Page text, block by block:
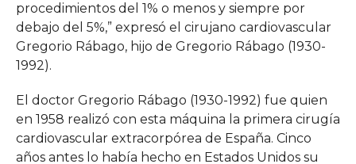
procedimientos del 1% o menos y siempre por
debajo del 5%,” expresó el cirujano cardiovascular
Gregorio Rábago, hijo de Gregorio Rábago (1930-
1992).
El doctor Gregorio Rábago (1930-1992) fue quien
en 1958 realizó con esta máquina la primera cirugía
cardiovascular extracorpórea de España. Cinco
años antes lo había hecho en Estados Unidos su